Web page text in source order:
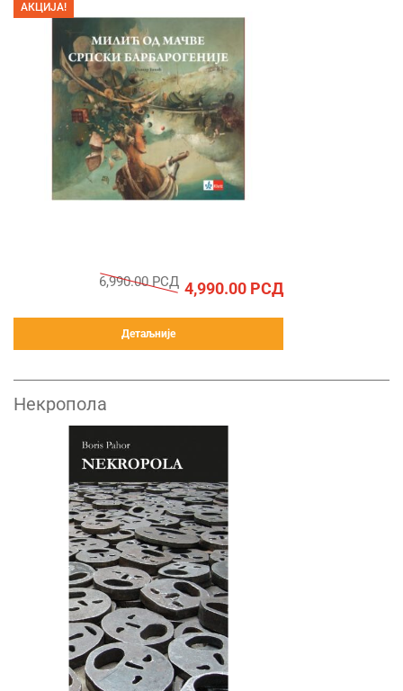
АКЦИЈА!
6,990.00РСД 4,990.00 РСД
Детаљније
Некропола